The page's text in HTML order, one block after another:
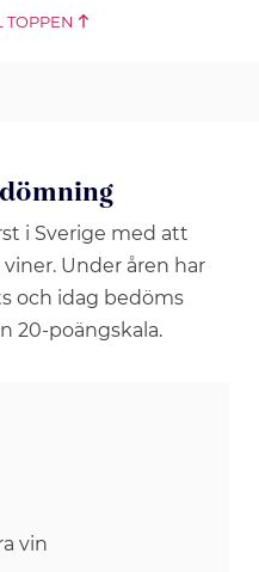
TOPPEN
i Sverige med att
Under åren har
och idag bedöms
20-poängskala.
vin